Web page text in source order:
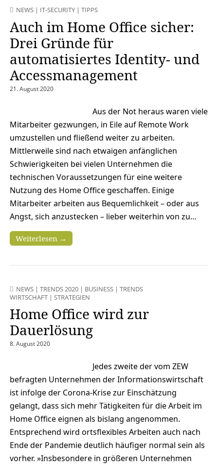
NEWS | IT-SECURITY | TIPPS
Auch im Home Office sicher:
Drei Gründe für
automatisiertes Identity- und
Accessmanagement
21. August 2020
Aus der Not heraus waren viele
Mitarbeiter gezwungen, in Eile auf Remote Work
umzustellen und fließend weiter zu arbeiten.
Mittlerweile sind nach etwaigen anfänglichen
Schwierigkeiten bei vielen Unternehmen die
technischen Voraussetzungen für eine weitere
Nutzung des Home Office geschaffen. Einige
Mitarbeiter arbeiten aus Bequemlichkeit – oder aus
Angst, sich anzustecken – lieber weiterhin von zu…
Weiterlesen →
NEWS | TRENDS 2020 | BUSINESS | TRENDS
WIRTSCHAFT | STRATEGIEN
Home Office wird zur
Dauerlösung
8. August 2020
Jedes zweite der vom ZEW
befragten Unternehmen der Informationswirtschaft
ist infolge der Corona-Krise zur Einschätzung
gelangt, dass sich mehr Tätigkeiten für die Arbeit im
Home Office eignen als bislang angenommen.
Entsprechend wird ortsflexibles Arbeiten auch nach
Ende der Pandemie deutlich häufiger normal sein als
vorher. »Insbesondere in größeren Unternehmen